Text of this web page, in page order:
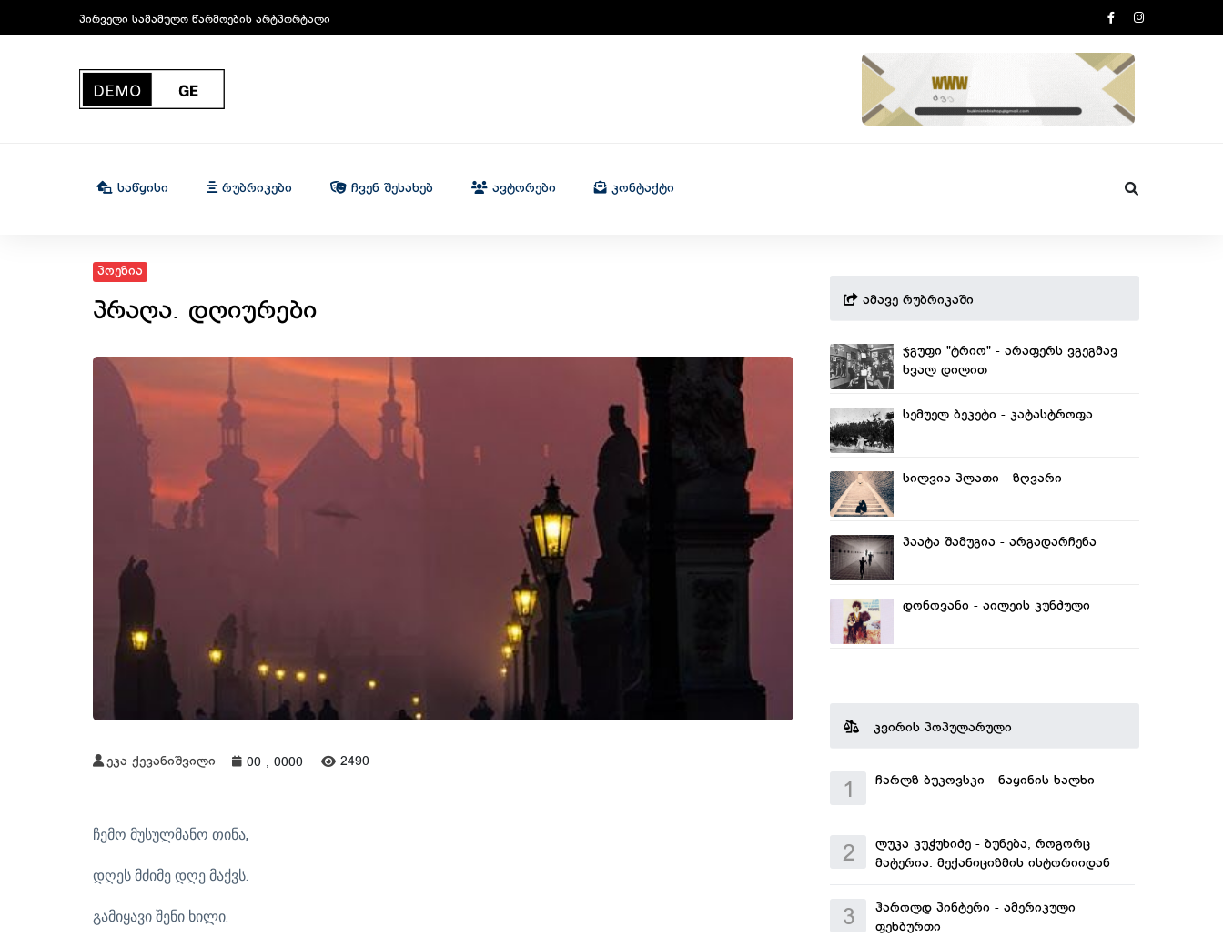
პირველი სამამულო წარმოების არტპორტალი
Საწყისი Რუბრიკები Ჩვენ Შესახებ Ავტორები Კონტაქტი
პოეზია
პრაღა. დღიურები
ეკა ქევანიშვილი 00 , 0000 2490
ჩემო მუსულმანო თინა,
დღეს მძიმე დღე მაქვს.
გამიყავი შენი ხილი.
ამავე რუბრიკაში
ჯგუფი "ტრიო" - არაფერს ვგეგმავ
ხვალ დილით
სემუელ ბეკეტი - კატასტროფა
სილვია პლათი - ზღვარი
პაატა შამუგია - არგადარჩენა
დონოვანი - აილეის კუნძული
კვირის პოპულარული
1 ჩარლზ ბუკოვსკი - ნაყინის ხალხი
2
ლუკა კუჭუხიძე - ბუნება, როგორც
მატერია. მექანიციზმის ისტორიიდან
3
ჰაროლდ პინტერი - ამერიკული
ფეხბურთი